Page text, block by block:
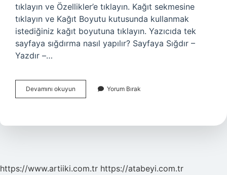
tıklayın ve Özellikler’e tıklayın. Kağıt sekmesine
tıklayın ve Kağıt Boyutu kutusunda kullanmak
istediğiniz kağıt boyutuna tıklayın. Yazıcıda tek
sayfaya sığdırma nasıl yapılır? Sayfaya Sığdır –
Yazdır –…
Devamını okuyun
Nasıl
Yorum Bırak
https://www.artiiki.com.tr https://atabeyi.com.tr